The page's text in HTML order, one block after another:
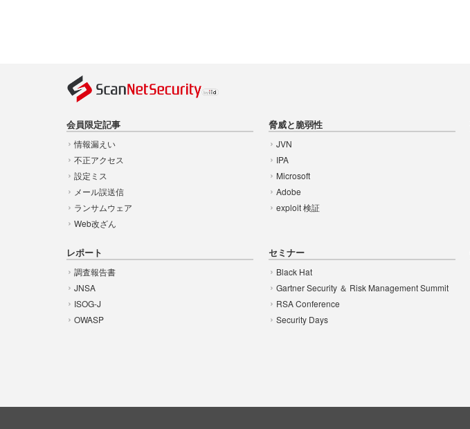
会員限定記事
情報漏えい
不正アクセス
設定ミス
メール誤送信
ランサムウェア
Web改ざん
脅威と脆弱性
JVN
IPA
Microsoft
Adobe
exploit 検証
レポート
調査報告書
JNSA
ISOG-J
OWASP
セミナー
Black Hat
Gartner Security ＆ Risk Management Summit
RSA Conference
Security Days